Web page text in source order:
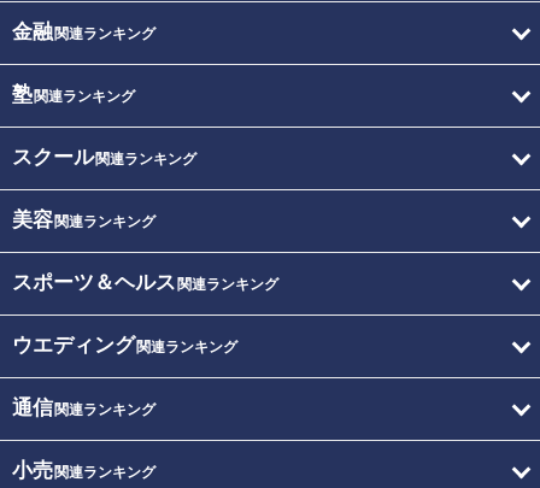
金融関連ランキング
塾関連ランキング
スクール関連ランキング
美容関連ランキング
スポーツ＆ヘルス 関連ランキング
ウエディング関連ランキング
通信関連ランキング
小売関連ランキング